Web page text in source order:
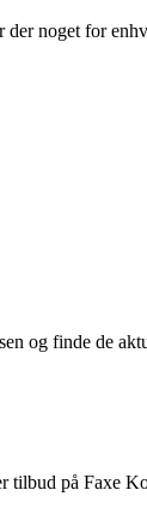
noget for
og finde de
tilbud på Faxe